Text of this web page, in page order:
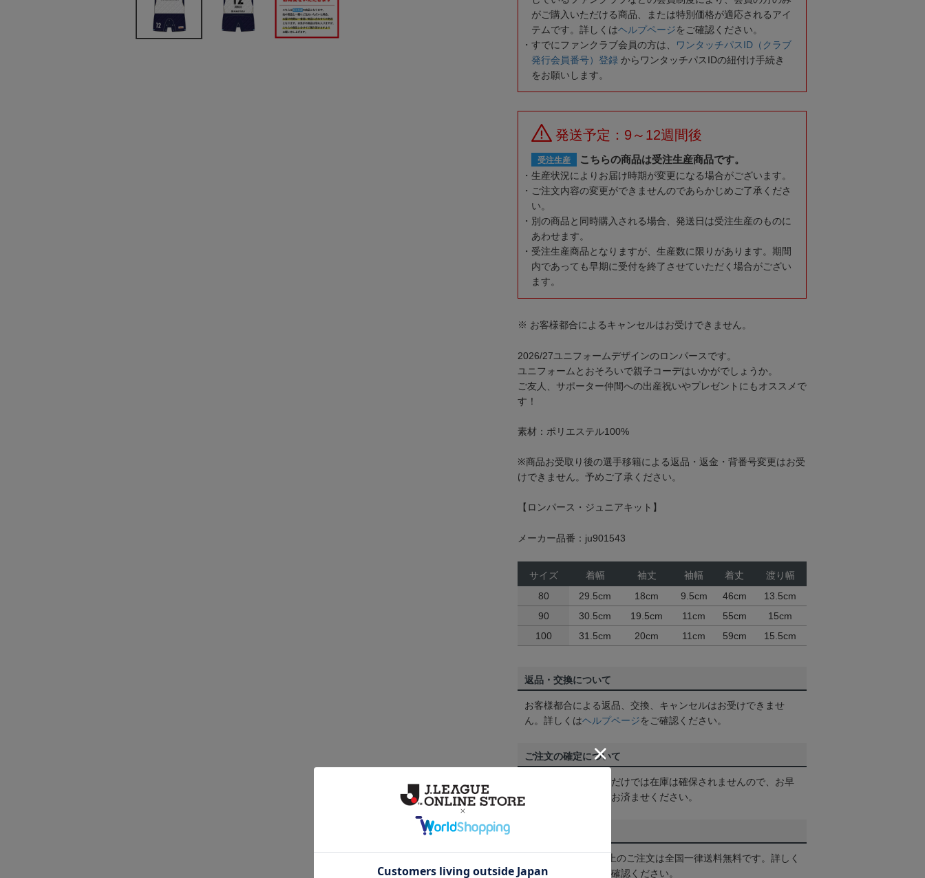
がご購入いただける商品、または特別価格が適応されるアイ
テムです。詳しくはヘルプページをご確認ください。
すでにファンクラブ会員の方は、
ワンタッチパスID（クラブ
発行会員番号）登録 からワンタッチパスIDの紐付け手続き
をお願いします。
発送予定：9～12週間後
受注生産 こちらの商品は受注生産商品です。
生産状況によりお届け時期が変更になる場合がございます。
ご注文内容の変更ができませんのであらかじめご了承くださ
い。
別の商品と同時購入される場合、発送日は受注生産のものに
あわせます。
受注生産商品となりますが、生産数に限りがあります。期間
内であっても早期に受付を終了させていただく場合がござい
ます。
※ お客様都合によるキャンセルはお受けできません。
2026/27ユニフォームデザインのロンパースです。
ユニフォームとおそろいで親子コーデはいかがでしょうか。
ご友人、サポーター仲間への出産祝いやプレゼントにもオススメで
す！
素材：ポリエステル100%
※商品お受取り後の選手移籍による返品・返金・背番号変更はお受
けできません。予めご了承ください。
【ロンパース・ジュニアキット】
メーカー品番：ju901543
サイズ 着幅 袖丈 袖幅 着丈
渡り幅
80
29.5cm 18cm 9.5cm 46cm
13.5cm
90
30.5cm 19.5cm 11cm 55cm
15cm
100
31.5cm 20cm 11cm 59cm 15.5cm
返品・交換について
お客様都合による返品、交換、キャンセルはお受けできませ
ん。詳しくはヘルプページをご確認ください。
ご注文の確定について
買い物かごに入れるだけでは在庫は確保されませんので、お早
めにご購入手続きをお済ませください。
3,980円（税込）以上のご注文は全国一律送料無料です。詳しく
はヘルプページ をご確認ください。